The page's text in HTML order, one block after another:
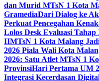
dan Murid MTsN 1 Kota
GramediaDari Dialog ke
Perkuat Pencegahan
Lolos Desk Evaluasi
IIMTsN 1 Kota Malang
2026 Piala Wali Kota
2026: Satu Atlet MTsN 1
ProvinsiHari Pertama UM
Integrasi Kecerdasan